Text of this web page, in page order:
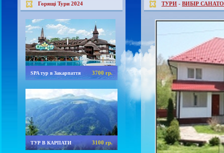
Горящі Тури 2024
SPA тур в Закарпаття 3700 гр.
ТУР В КАРПАТИ 3100 гр.
ТУРИ - ВИБІР